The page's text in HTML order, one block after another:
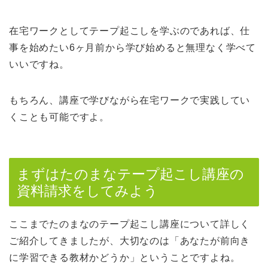
在宅ワークとしてテープ起こしを学ぶのであれば、仕
事を始めたい6ヶ月前から学び始めると無理なく学べて
いいですね。
もちろん、講座で学びながら在宅ワークで実践してい
くことも可能ですよ。
まずはたのまなテープ起こし講座の
資料請求をしてみよう
ここまでたのまなのテープ起こし講座について詳しく
ご紹介してきましたが、大切なのは「あなたが前向き
に学習できる教材かどうか」ということですよね。